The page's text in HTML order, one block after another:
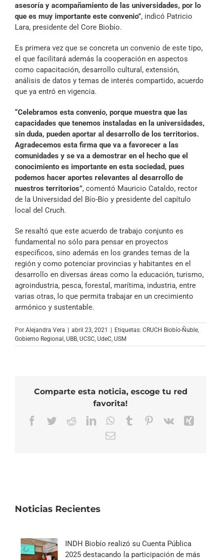
asesoría y acompañamiento de las universidades, por lo
que es muy importante este convenio”, indicó Patricio
Lara, presidente del Core Biobío.
Es primera vez que se concreta un convenio de este tipo,
el que facilitará además la cooperación en aspectos
como capacitación, desarrollo cultural, extensión,
análisis de datos y temas de interés compartido, acuerdo
que ya entró en vigencia.
“Celebramos esta convenio, porque muestra que las
capacidades que tenemos instaladas en la universidades,
sin duda, pueden aportar al desarrollo de los territorios.
Agradecemos esta firma que va a favorecer a las
comunidades y se va a demostrar en el hecho que el
conocimiento es importante en esta sociedad, pues
podemos hacer aportes relevantes al desarrollo de
nuestros territorios”, comentó Mauricio Cataldo, rector
de la Universidad del Bío-Bío y presidente del capítulo
local del Cruch.
Se resaltó que este acuerdo de trabajo conjunto es
fundamental no sólo para pensar en proyectos
específicos, sino además en los grandes temas de la
región y como potenciar provincias y habitantes en el
desarrollo en diversas áreas como la educación, turismo,
agroindustria, pesca, forestal, marítima, industria, entre
varias otras, lo que permita trabajar en un crecimiento
armónico y sustentable.
Por Alejandra Vera abril 23, 2021 Etiquetas: CRUCH Biobío-Ñuble,
Gobierno Regional , UBB, UCSC, UdeC, USM
Comparte esta noticia, escoge tu red
favorita!
Facebook
TwitterRedditLinkedInWhatsApp
TumblrPinterest
Vk
Correo
Noticias Recientes
INDH Biobío realizó su Cuenta Pública
2025 destacando la participación de más